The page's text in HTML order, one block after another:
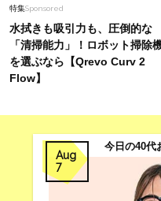
特集Sponsored
水拭きも吸引力も、圧倒的な
「清掃能力」！ロボット掃除
を選ぶなら【Qrevo Curv 2
Flow】
Aug
7
今日の40代